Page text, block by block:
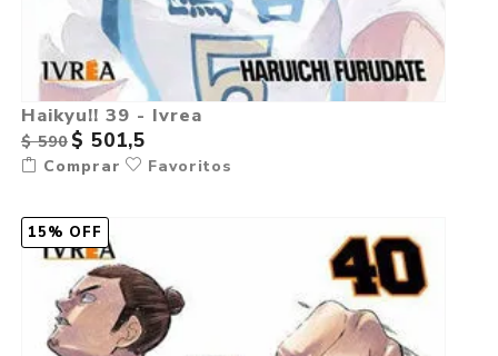
Haikyu!! 39 - Ivrea
$ 590 $ 501,5
Comprar Favoritos
15% OFF